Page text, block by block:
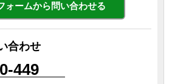
ォームから問い合わせる
合わせ
449